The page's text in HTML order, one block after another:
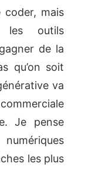
coder, mais
outils
de la
qu’on soit
va
Je pense
les plus